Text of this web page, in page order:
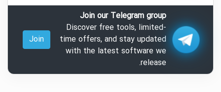
Join our Telegram group
Discover free tools, limited-
time offers, and stay updated
with the latest software we
release.
Join